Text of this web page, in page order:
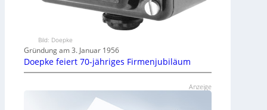
Bild: Doepke
Gründung am 3. Januar 1956
Doepke feiert 70-jähriges Firmenjubiläum
Anzeige